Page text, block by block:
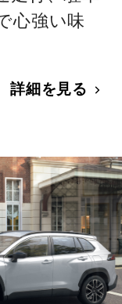
心強い味
詳細を見る